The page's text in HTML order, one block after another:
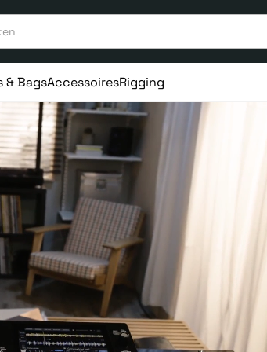
& BagsAccessoiresRigging
ervaring Vanaf 75€ gratis verstuurd